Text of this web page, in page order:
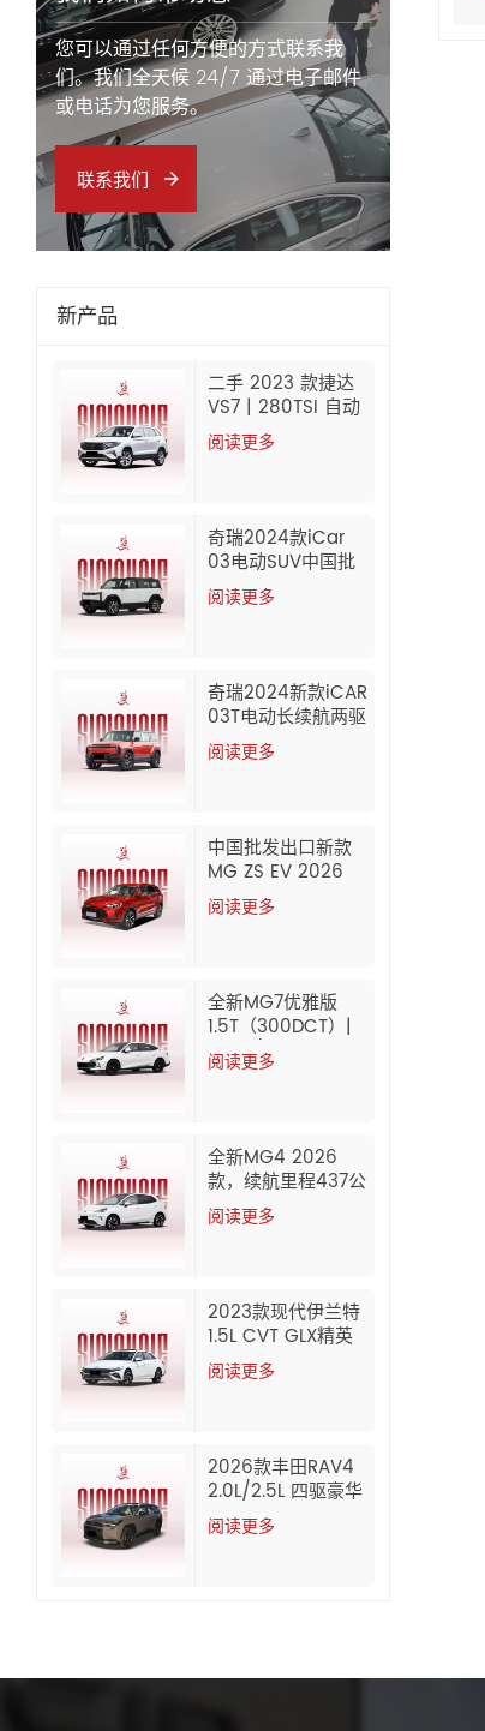
您可以通过任何方便的方式联系我
们。我们全天候 24/7 通过电子邮件
或电话为您服务。
联系我们
新产品
二手 2023 款捷达
VS7 | 280TSI 自动
进取版 | 60,000 公
里 | 中国出口
阅读更多
奇瑞2024款iCar
03电动SUV中国批
发出口
阅读更多
奇瑞2024新款iCAR
03T电动长续航两驱
及四驱SUV出口
阅读更多
中国批发出口新款
MG ZS EV 2026
阅读更多
全新MG7优雅版
1.5T（300DCT）|
2026/2025款 中国
批发出口
阅读更多
全新MG4 2026
款，续航里程437公
里（CLTC），豪华
版，经济实惠的纯
阅读更多
2023款现代伊兰特
1.5L CVT GLX精英
版汽油二手车
阅读更多
2026款丰田RAV4
2.0L/2.5L 四驱豪华
版汽油二手车
阅读更多